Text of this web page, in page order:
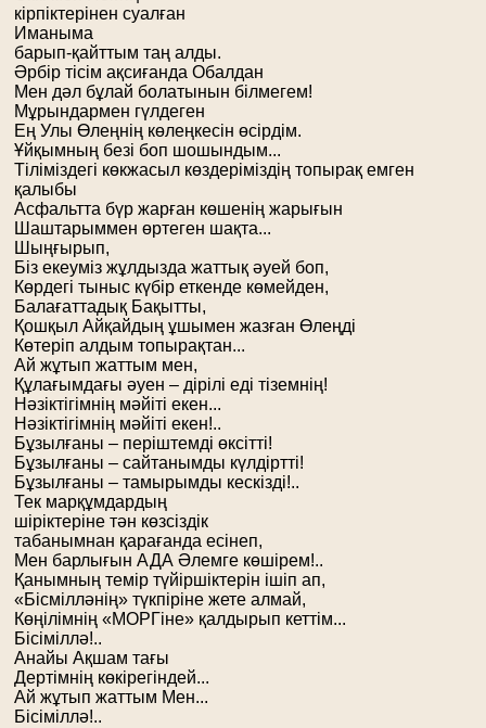
кірпіктерінен суалған
Иманыма
барып-қайттым таң алды.
Әрбір тісім ақсиғанда Обалдан
Мен дәл бұлай болатынын білмегем!
Мұрындармен гүлдеген
Ең Улы Өлеңнің көлеңкесін өсірдім.
Ұйқымның безі боп шошындым...
Тіліміздегі көкжасыл көздеріміздің топырақ емген
қалыбы
Асфальтта бүр жарған көшенің жарығын
Шаштарыммен өртеген шақта...
Шыңғырып,
Біз екеуміз жұлдызда жаттық әуей боп,
Көрдегі тыныс күбір еткенде көмейден,
Балағаттадық Бақытты,
Қошқыл Айқайдың ұшымен жазған Өлеңді
Көтеріп алдым топырақтан...
Ай жұтып жаттым мен,
Құлағымдағы әуен – дірілі еді тіземнің!
Нәзіктігімнің мәйіті екен...
Нәзіктігімнің мәйіті екен!..
Бұзылғаны – періштемді өксітті!
Бұзылғаны – сайтанымды күлдіртті!
Бұзылғаны – тамырымды кескізді!..
Тек марқұмдардың
шіріктеріне тән көзсіздік
табанымнан қарағанда есінеп,
Мен барлығын АДА Әлемге көшірем!..
Қанымның темір түйіршіктерін ішіп ап,
«Бісмілләнің» түкпіріне жете алмай,
Көңілімнің «МОРГіне» қалдырып кеттім...
Бісіміллә!..
Анайы Ақшам тағы
Дертімнің көкірегіндей...
Ай жұтып жаттым Мен...
Бісіміллә!..